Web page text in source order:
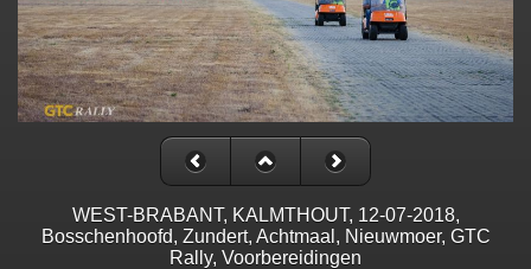
WEST-BRABANT, KALMTHOUT, 12-07-2018,
Bosschenhoofd, Zundert, Achtmaal, Nieuwmoer, GTC
Rally, Voorbereidingen